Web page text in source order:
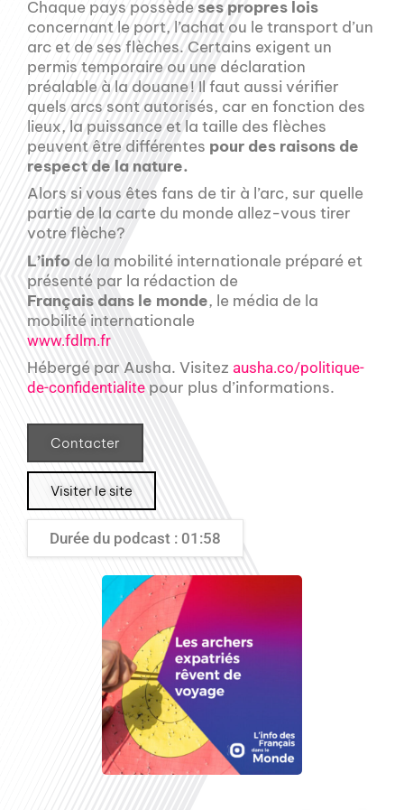
Chaque pays possède ses propres lois
concernant le port, l’achat ou le transport d’un
arc et de ses flèches. Certains exigent un
permis temporaire ou une déclaration
préalable à la douane ! Il faut aussi vérifier
quels arcs sont autorisés, car en fonction des
lieux, la puissance et la taille des flèches
peuvent être différentes pour des raisons de
respect de la nature.
Alors si vous êtes fans de tir à l’arc, sur quelle
partie de la carte du monde allez-vous tirer
votre flèche?
L’info de la mobilité internationale préparé et
présenté par la rédaction de
Français dans le monde, le média de la
mobilité internationale
www.fdlm.fr
Hébergé par Ausha. Visitez ausha.co/politique-
de-confidentialite pour plus d’informations.
Contacter
Visiter le site
Durée du podcast : 01:58